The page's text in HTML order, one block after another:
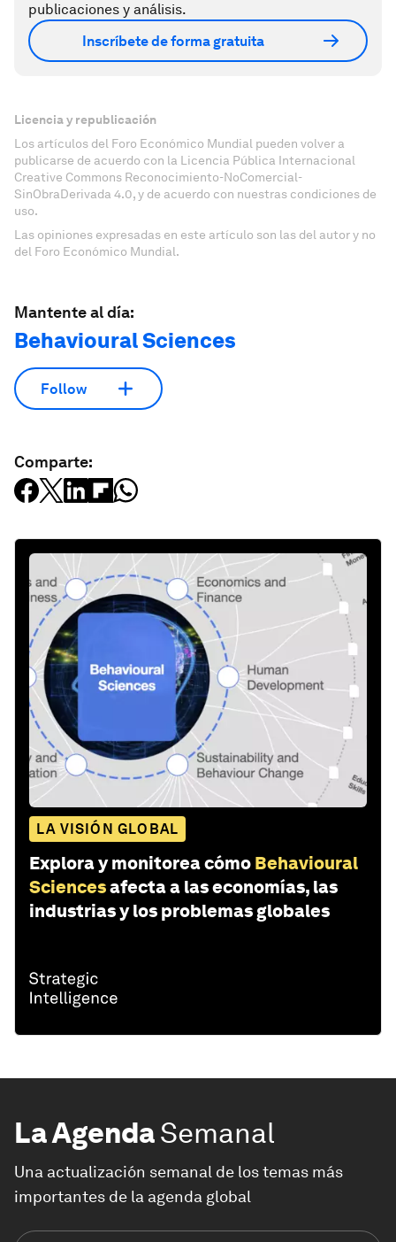
publicaciones y análisis.
Inscríbete de forma gratuita
Licencia y republicación
Los artículos del Foro Económico Mundial pueden volver a
publicarse de acuerdo con la Licencia Pública Internacional
Creative Commons Reconocimiento-NoComercial-
SinObraDerivada 4.0, y de acuerdo con nuestras condiciones de
uso.
Las opiniones expresadas en este artículo son las del autor y no
del Foro Económico Mundial.
Mantente al día:
Behavioural Sciences
Follow
Comparte:
LA VISIÓN GLOBAL
Explora y monitorea cómo Behavioural
Sciencesafecta a las economías, las
industrias y los problemas globales
La AgendaSemanal
Una actualización semanal de los temas más
importantes de la agenda global